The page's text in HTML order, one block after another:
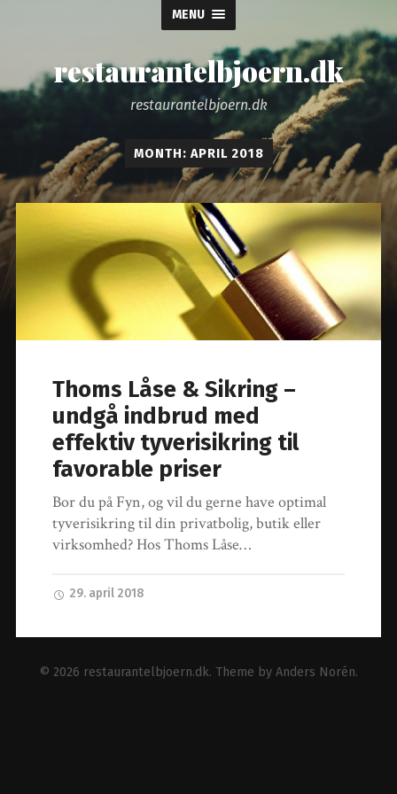
MENU
restaurantelbjoern.dk
restaurantelbjoern.dk
MONTH: APRIL 2018
Thoms Låse & Sikring –
undgå indbrud med
effektiv tyverisikring til
favorable priser
Bor du på Fyn, og vil du gerne have optimal
tyverisikring til din privatbolig, butik eller
virksomhed? Hos Thoms Låse…
29. april 2018
© 2026 restaurantelbjoern.dk. Theme by Anders Norén.